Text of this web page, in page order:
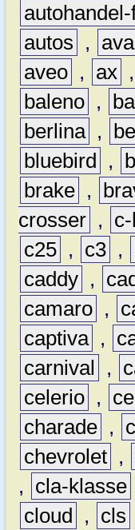
autos
,
aveo , ax ,
baleno ,
berlina ,
bluebird
,
brake ,
crosser ,
c25 , c3 ,
caddy ,
camaro ,
captiva ,
carnival
,
celerio ,
charade ,
chevrolet ,
,
cla-klasse
cloud
, cls